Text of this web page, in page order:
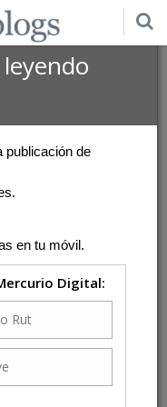
USD
publicación de
en tu móvil.
Digital: